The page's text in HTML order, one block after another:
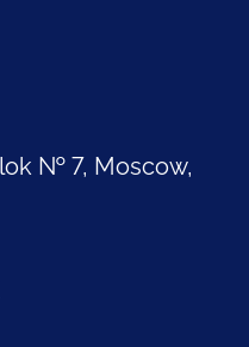
№ 7, Moscow,